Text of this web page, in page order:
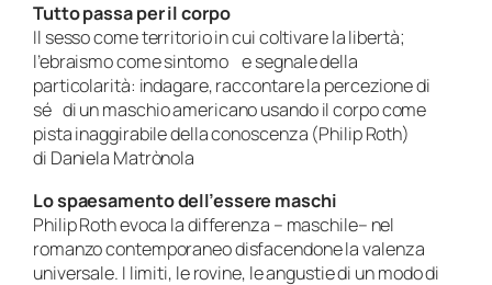
Tutto passa per il corpo
Il sesso come territorio in cui coltivare la libertà;
l’ebraismo come sintomo e segnale della
particolarità: indagare, raccontare la percezione di
sé di un maschio americano usando il corpo come
pista inaggirabile della conoscenza (Philip Roth)
di Daniela Matrònola
Lo spaesamento dell’essere maschi
Philip Roth evoca la differenza – maschile– nel
romanzo contemporaneo disfacendone la valenza
universale. I limiti, le rovine, le angustie di un modo di